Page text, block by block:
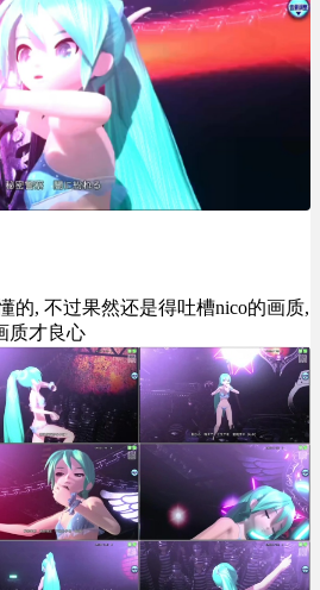
的, 不过果然还是得吐槽nico的画质,
质才良心